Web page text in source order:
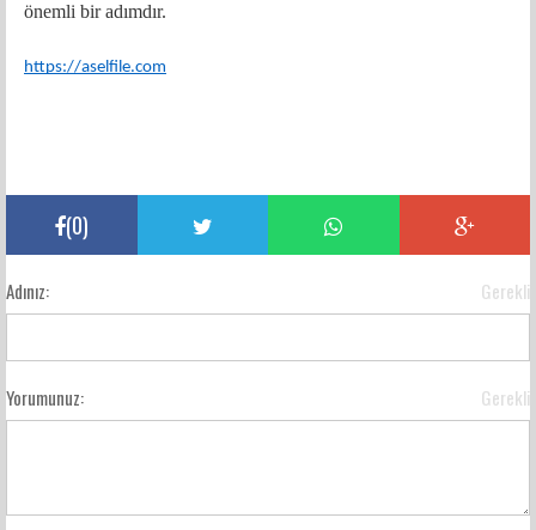
önemli bir adımdır.
https://aselfile.com
(0)
Adınız: Gerekli
Yorumunuz: Gerekli